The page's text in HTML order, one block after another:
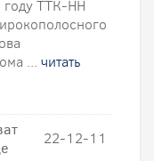
году ТТК-НН
... читать
22-12-11